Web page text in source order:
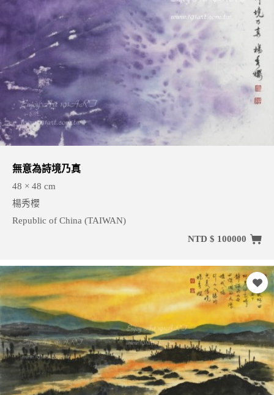
無意為詩境乃真
48 × 48 cm
楊秀櫻
Republic of China (TAIWAN)
NTD $ 100000